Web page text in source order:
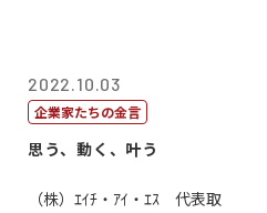
2022.10.03
企業家たちの金言
思う、動く、叶う
（株）ｴｲﾁ・ｱｲ・ｴｽ 代表取